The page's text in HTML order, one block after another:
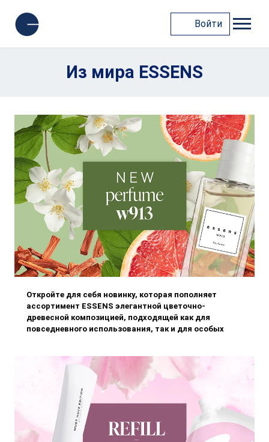
Войти
Из мира ESSENS
Откройте для себя новинку, которая пополняет
ассортимент ESSENS элегантной цветочно-
древесной композицией, подходящей как для
повседневного использования, так и для особых